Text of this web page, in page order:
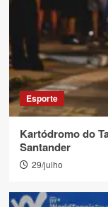
Esporte
Kartódromo do
Santander
29/julho